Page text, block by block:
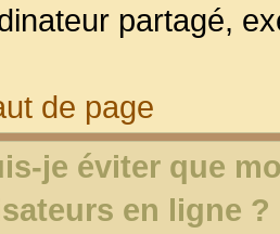
partagé,
de page
je éviter que
en ligne ?